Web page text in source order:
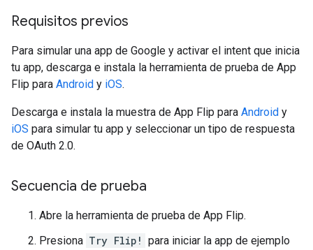
Requisitos previos
Para simular una app de Google y activar el intent que inicia
tu app, descarga e instala la herramienta de prueba de App
Flip para Android y iOS.
Descarga e instala la muestra de App Flip para Android y
iOS para simular tu app y seleccionar un tipo de respuesta
de OAuth 2.0.
Secuencia de prueba
Abre la herramienta de prueba de App Flip.
Presiona Try Flip! para iniciar la app de ejemplo